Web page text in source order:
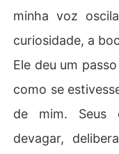
Per sempre Mia:
Nos braços do
Um contrato
Senhor
Entre o amor e o
minha voz
curiosidade, a
Ele deu um
como se
de mim. Seus
devagar,